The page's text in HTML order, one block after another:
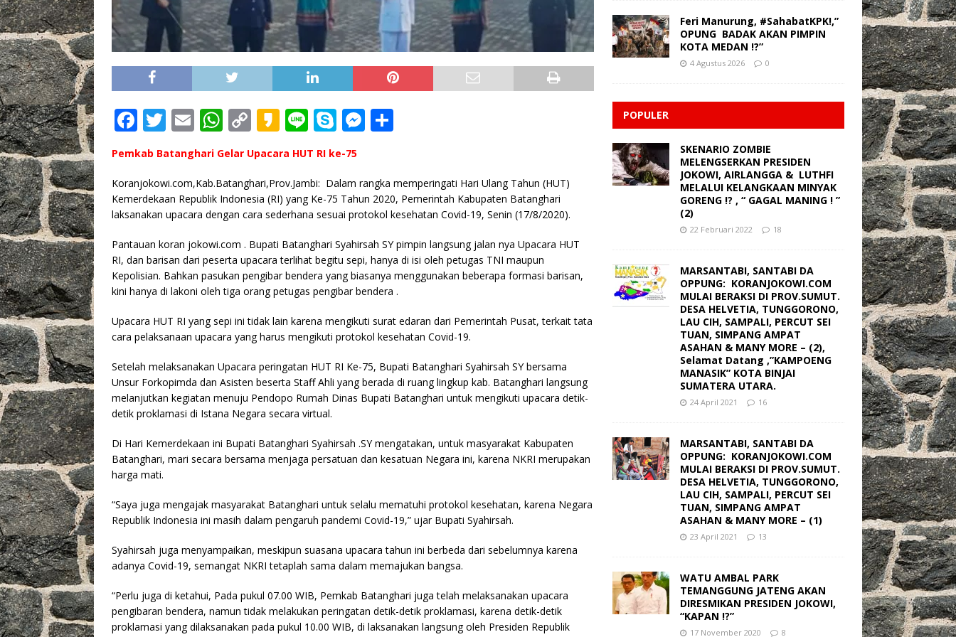
F
a
c
e
b
o
k
T
w
it
te
r
E
m
ai
l
W
h
at
s
A
p
C
o
p
y
Li
n
k
K
k
a
o
Li
n
e
S
k
y
p
e
M
e
n
g
e
r
e
Pemkab Batanghari Gelar Upacara HUT RI ke-75
Koranjokowi.com,Kab.Batanghari,Prov.Jambi: Dalam rangka memperingati Hari Ulang Tahun (HUT)
Kemerdekaan Republik Indonesia (RI) yang Ke-75 Tahun 2020, Pemerintah Kabupaten Batanghari
laksanakan upacara dengan cara sederhana sesuai protokol kesehatan Covid-19, Senin (17/8/2020).
Pantauan koran jokowi.com . Bupati Batanghari Syahirsah SY pimpin langsung jalan nya Upacara HUT
RI, dan barisan dari peserta upacara terlihat begitu sepi, hanya di isi oleh petugas TNI maupun
Kepolisian. Bahkan pasukan pengibar bendera yang biasanya menggunakan beberapa formasi barisan,
kini hanya di lakoni oleh tiga orang petugas pengibar bendera .
Upacara HUT RI yang sepi ini tidak lain karena mengikuti surat edaran dari Pemerintah Pusat, terkait tata
cara pelaksanaan upacara yang harus mengikuti protokol kesehatan Covid-19.
Setelah melaksanakan Upacara peringatan HUT RI Ke-75, Bupati Batanghari Syahirsah SY bersama
Unsur Forkopimda dan Asisten beserta Staff Ahli yang berada di ruang lingkup kab. Batanghari langsung
melanjutkan kegiatan menuju Pendopo Rumah Dinas Bupati Batanghari untuk mengikuti upacara detik-
detik proklamasi di Istana Negara secara virtual.
Di Hari Kemerdekaan ini Bupati Batanghari Syahirsah .SY mengatakan, untuk masyarakat Kabupaten
Batanghari, mari secara bersama menjaga persatuan dan kesatuan Negara ini, karena NKRI merupakan
harga mati.
“Saya juga mengajak masyarakat Batanghari untuk selalu mematuhi protokol kesehatan, karena Negara
Republik Indonesia ini masih dalam pengaruh pandemi Covid-19,” ujar Bupati Syahirsah.
Syahirsah juga menyampaikan, meskipun suasana upacara tahun ini berbeda dari sebelumnya karena
adanya Covid-19, semangat NKRI tetaplah sama dalam memajukan bangsa.
“Perlu juga di ketahui, Pada pukul 07.00 WIB, Pemkab Batanghari juga telah melaksanakan upacara
pengibaran bendera, namun tidak melakukan peringatan detik-detik proklamasi, karena detik-detik
proklamasi yang dilaksanakan pada pukul 10.00 WIB, di laksanakan langsung oleh Presiden Republik
Feri Manurung, #SahabatKPK!,”
OPUNG BADAK AKAN PIMPIN
KOTA MEDAN !?”
4 Agustus 2026 0
POPULER
SKENARIO ZOMBIE
MELENGSERKAN PRESIDEN
JOKOWI, AIRLANGGA & LUTHFI
MELALUI KELANGKAAN MINYAK
GORENG !? , “ GAGAL MANING ! ”
(2)
22 Februari 2022 18
MARSANTABI, SANTABI DA
OPPUNG: KORANJOKOWI.COM
MULAI BERAKSI DI PROV.SUMUT.
DESA HELVETIA, TUNGGORONO,
LAU CIH, SAMPALI, PERCUT SEI
TUAN, SIMPANG AMPAT
ASAHAN & MANY MORE – (2),
Selamat Datang ,”KAMPOENG
MANASIK” KOTA BINJAI
SUMATERA UTARA.
24 April 2021 16
MARSANTABI, SANTABI DA
OPPUNG: KORANJOKOWI.COM
MULAI BERAKSI DI PROV.SUMUT.
DESA HELVETIA, TUNGGORONO,
LAU CIH, SAMPALI, PERCUT SEI
TUAN, SIMPANG AMPAT
ASAHAN & MANY MORE – (1)
23 April 2021 13
WATU AMBAL PARK
TEMANGGUNG JATENG AKAN
DIRESMIKAN PRESIDEN JOKOWI,
“KAPAN !?”
17 November 2020 8